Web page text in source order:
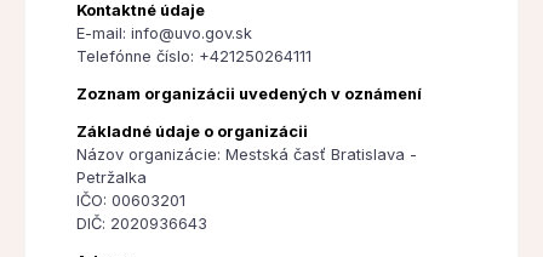
Kontaktné údaje
E-mail: info@uvo.gov.sk
Telefónne číslo: +421250264111
Zoznam organizácii uvedených v oznámení
Základné údaje o organizácii
Názov organizácie: Mestská časť Bratislava -
Petržalka
IČO: 00603201
DIČ: 2020936643